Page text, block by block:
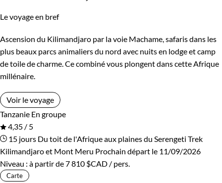
Le voyage en bref
Ascension du Kilimandjaro par la voie Machame, safaris dans les
plus beaux parcs animaliers du nord avec nuits en lodge et camp
de toile de charme. Ce combiné vous plongent dans cette Afrique
millénaire.
Voir le voyage
Tanzanie En groupe
4,35 / 5
15 jours Du toit de l'Afrique aux plaines du Serengeti Trek
Kilimandjaro et Mont Meru Prochain départ le 11/09/2026
Niveau : à partir de7 810 $CAD / pers.
Carte